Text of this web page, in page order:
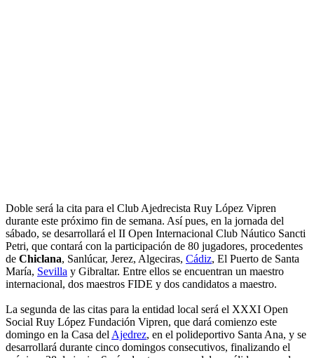
Doble será la cita para el Club Ajedrecista Ruy López Vipren
durante este próximo fin de semana. Así pues, en la jornada del
sábado, se desarrollará el II Open Internacional Club Náutico Sancti
Petri, que contará con la participación de 80 jugadores, procedentes
de Chiclana, Sanlúcar, Jerez, Algeciras, Cádiz, El Puerto de Santa
María, Sevilla y Gibraltar. Entre ellos se encuentran un maestro
internacional, dos maestros FIDE y dos candidatos a maestro.
La segunda de las citas para la entidad local será el XXXI Open
Social Ruy López Fundación Vipren, que dará comienzo este
domingo en la Casa del Ajedrez, en el polideportivo Santa Ana, y se
desarrollará durante cinco domingos consecutivos, finalizando el